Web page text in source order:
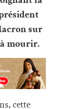
sur
mourir.
cette